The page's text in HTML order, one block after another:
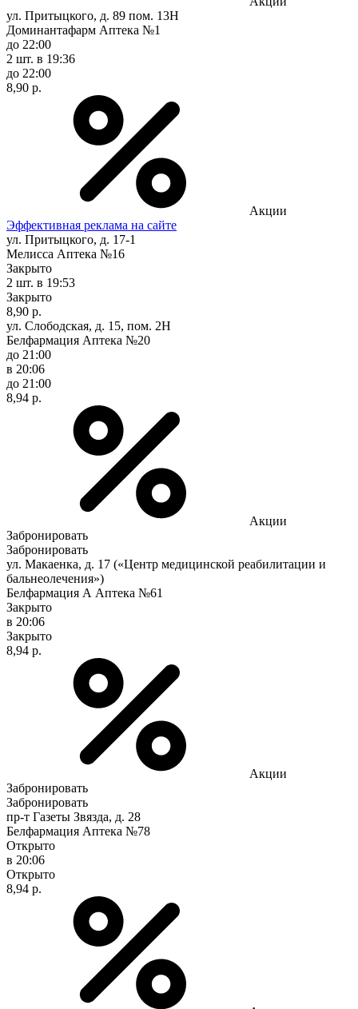
ул. Притыцкого, д. 89 пом. 13Н
Доминантафарм Аптека №1
до 22:00
2 шт. в 19:36
до 22:00
8,90 р.
Акции
Эффективная реклама на сайте
ул. Притыцкого, д. 17-1
Мелисса Аптека №16
Закрыто
2 шт. в 19:53
Закрыто
8,90 р.
ул. Слободская, д. 15, пом. 2Н
Белфармация Аптека №20
до 21:00
в 20:06
до 21:00
8,94 р.
Акции
Забронировать
Забронировать
ул. Макаенка, д. 17 («Центр медицинской реабилитации и
бальнеолечения»)
Белфармация А Аптека №61
Закрыто
в 20:06
Закрыто
8,94 р.
Акции
Забронировать
Забронировать
пр-т Газеты Звязда, д. 28
Белфармация Аптека №78
Открыто
в 20:06
Открыто
8,94 р.